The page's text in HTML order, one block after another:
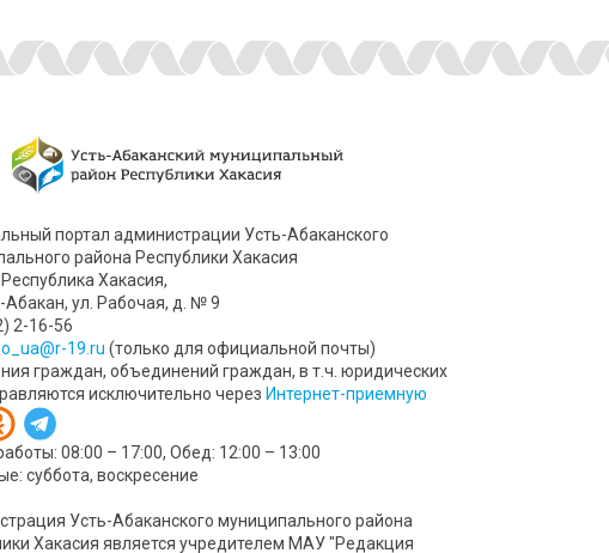
портал администрации Усть-Абаканского
района Республики Хакасия
Хакасия,
Абакан, ул. Рабочая, д. № 9
2-16-56
19.ru (только для официальной почты)
граждан, объединений граждан, в т.ч. юридических
исключительно через Интернет-приемную
08:00 – 17:00, Обед: 12:00 – 13:00
суббота, воскресение
Усть-Абаканского муниципального района
Хакасия является учредителем МАУ "Редакция